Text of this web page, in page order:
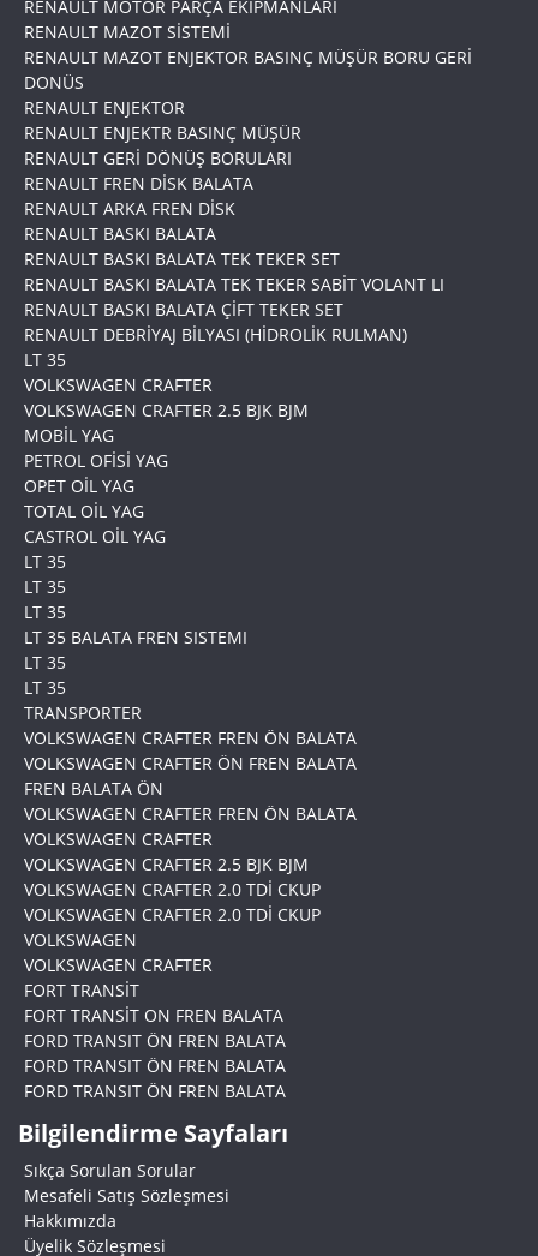
RENAULT MOTOR PARÇA EKİPMANLARI
RENAULT MAZOT SİSTEMİ
RENAULT MAZOT ENJEKTOR BASINÇ MÜŞÜR BORU GERİ
DONÜS
RENAULT ENJEKTOR
RENAULT ENJEKTR BASINÇ MÜŞÜR
RENAULT GERİ DÖNÜŞ BORULARI
RENAULT FREN DİSK BALATA
RENAULT ARKA FREN DİSK
RENAULT BASKI BALATA
RENAULT BASKI BALATA TEK TEKER SET
RENAULT BASKI BALATA TEK TEKER SABİT VOLANT LI
RENAULT BASKI BALATA ÇİFT TEKER SET
RENAULT DEBRİYAJ BİLYASI (HİDROLİK RULMAN)
LT 35
VOLKSWAGEN CRAFTER
VOLKSWAGEN CRAFTER 2.5 BJK BJM
MOBİL YAG
PETROL OFİSİ YAG
OPET OİL YAG
TOTAL OİL YAG
CASTROL OİL YAG
LT 35
LT 35
LT 35
LT 35 BALATA FREN SISTEMI
LT 35
LT 35
TRANSPORTER
VOLKSWAGEN CRAFTER FREN ÖN BALATA
VOLKSWAGEN CRAFTER ÖN FREN BALATA
FREN BALATA ÖN
VOLKSWAGEN CRAFTER FREN ÖN BALATA
VOLKSWAGEN CRAFTER
VOLKSWAGEN CRAFTER 2.5 BJK BJM
VOLKSWAGEN CRAFTER 2.0 TDİ CKUP
VOLKSWAGEN CRAFTER 2.0 TDİ CKUP
VOLKSWAGEN
VOLKSWAGEN CRAFTER
FORT TRANSİT
FORT TRANSİT ON FREN BALATA
FORD TRANSIT ÖN FREN BALATA
FORD TRANSIT ÖN FREN BALATA
FORD TRANSIT ÖN FREN BALATA
Bilgilendirme Sayfaları
Sıkça Sorulan Sorular
Mesafeli Satış Sözleşmesi
Hakkımızda
Üyelik Sözleşmesi